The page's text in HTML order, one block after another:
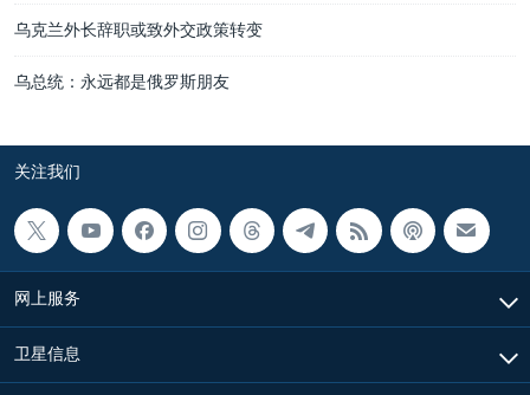
乌克兰外长辞职或致外交政策转变
乌总统：永远都是俄罗斯朋友
关注我们
网上服务
卫星信息